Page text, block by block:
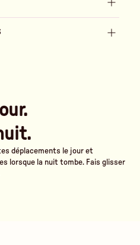
déplacements le jour et
lorsque la nuit tombe. Fais glisser